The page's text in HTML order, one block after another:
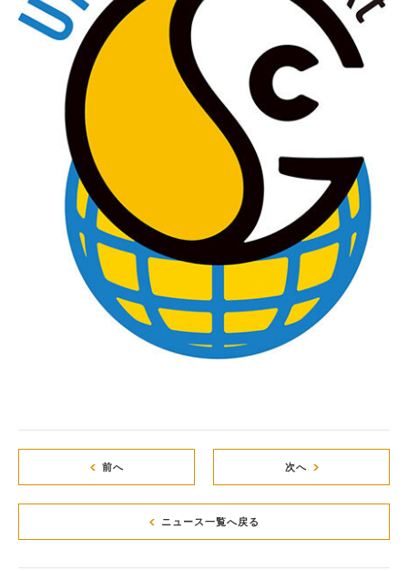
前へ 次へ
ニュース一覧へ戻る